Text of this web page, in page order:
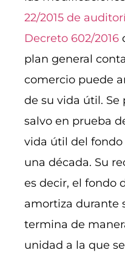
22/2015 de
Decreto 602/2016
plan general
comercio puede
de su vida útil. Se
salvo en prueba
vida útil del
una década. Su
es decir, el fondo
amortiza durante
termina de
unidad a la que